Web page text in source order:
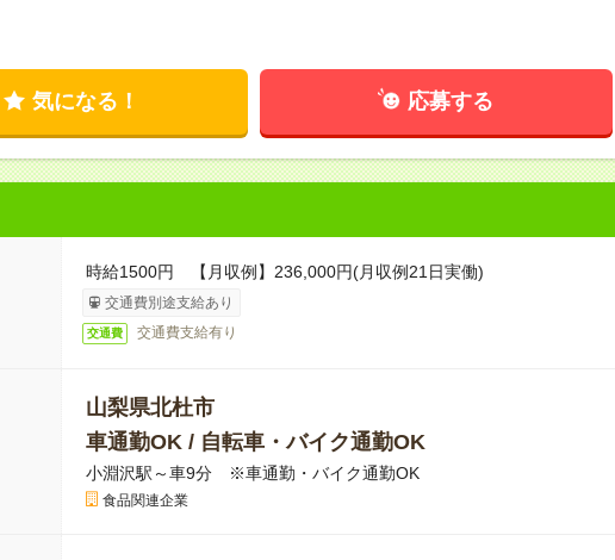
気になる！ 応募する
時給1500円 【月収例】236,000円(月収例21日実働)
交通費別途支給あり
交通費 交通費支給有り
山梨県北杜市
車通勤OK / 自転車・バイク通勤OK
小淵沢駅～車9分 ※車通勤・バイク通勤OK
食品関連企業